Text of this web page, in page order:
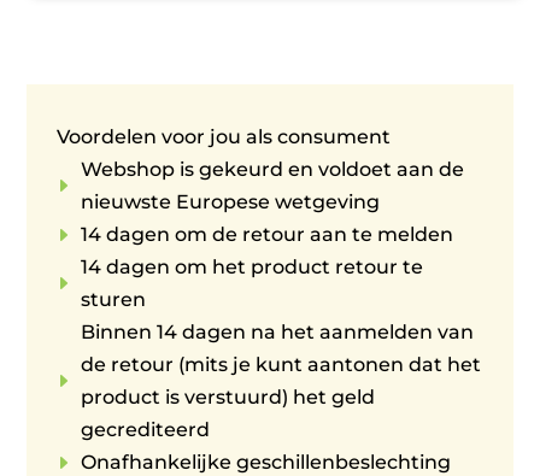
Voordelen voor jou als consument
E
Webshop is gekeurd en voldoet aan de
nieuwste Europese wetgeving
E 14 dagen om de retour aan te melden
E
14 dagen om het product retour te
sturen
E
Binnen 14 dagen na het aanmelden van
de retour (mits je kunt aantonen dat het
product is verstuurd) het geld
gecrediteerd
E Onafhankelijke geschillenbeslechting